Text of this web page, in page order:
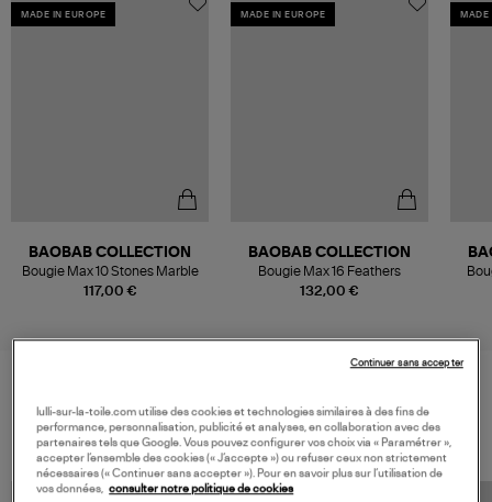
MADE IN EUROPE
117,00 €
BAOBAB COLLECTION
Bougie Max 10 Stones Marble
MADE IN EUROPE
132,00 €
BAOBAB COLLECTION
Bougie Max 16 Feathers
MADE
VOS DERNIERS PRODUITS VUS
lulli-sur-la-toile.com utilise des cookies et technologies similaires à des fins de
performance, personnalisation, publicité et analyses, en collaboration avec des
partenaires tels que Google. Vous pouvez configurer vos choix via « Paramétrer »,
accepter l’ensemble des cookies (« J’accepte ») ou refuser ceux non strictement
nécessaires (« Continuer sans accepter »). Pour en savoir plus sur l’utilisation de
vos données, consulter notre politique de cookies
Continuer sans accepter